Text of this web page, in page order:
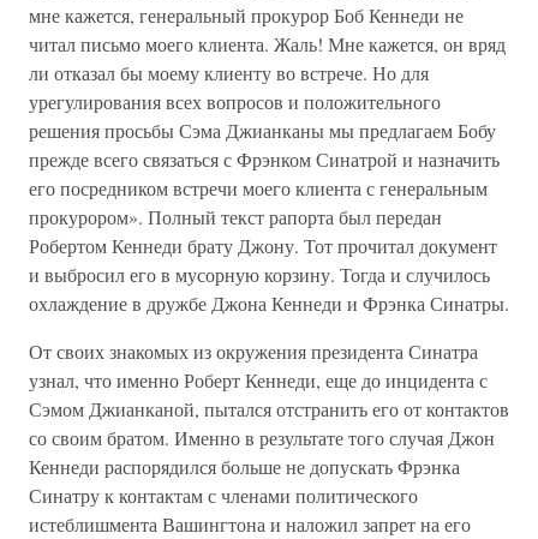
мне кажется, генеральный прокурор Боб Кеннеди не
читал письмо моего клиента. Жаль! Мне кажется, он вряд
ли отказал бы моему клиенту во встрече. Но для
урегулирования всех вопросов и положительного
решения просьбы Сэма Джианканы мы предлагаем Бобу
прежде всего связаться с Фрэнком Синатрой и назначить
его посредником встречи моего клиента с генеральным
прокурором». Полный текст рапорта был передан
Робертом Кеннеди брату Джону. Тот прочитал документ
и выбросил его в мусорную корзину. Тогда и случилось
охлаждение в дружбе Джона Кеннеди и Фрэнка Синатры.
От своих знакомых из окружения президента Синатра
узнал, что именно Роберт Кеннеди, еще до инцидента с
Сэмом Джианканой, пытался отстранить его от контактов
со своим братом. Именно в результате того случая Джон
Кеннеди распорядился больше не допускать Фрэнка
Синатру к контактам с членами политического
истеблишмента Вашингтона и наложил запрет на его